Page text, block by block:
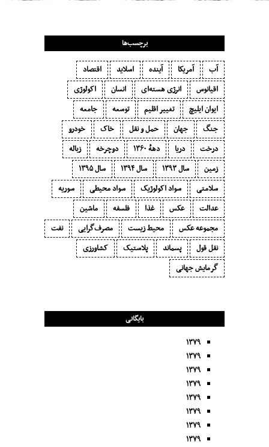
برچسب‌ها
آب آمریکا آینده اسلاید
اقتصاد
اقیانوس
انرژی هسته‌ای انسان
اکولوژی
ایوان ایلیچ
تغییر اقلیم توسعه
جامعه
جنگ
جهان حمل و نقل خاک
خودرو
درخت
دریا دههٔ ۱‍۳۶۰ دوچرخه
زباله
زمین
سال ۱۳۹۳ سال ۱۳۹۴
سال ۱۳۹۵
سلامتی
سواد اکولوژیک سواد محیطی
سوریه
عدالت
عکس غذا فلسفه
ماشین
مجموعه عکس
محیط زیست مصرف‌گرایی‬
نفت
نقل قول
پسماند پلاستیک
کشاورزی
گرمایش جهانی
بایگانی
۱۳۷۹
۱۳۷۹
۱۳۷۹
۱۳۷۹
۱۳۷۹
۱۳۷۹
۱۳۷۹
۱۳۷۹